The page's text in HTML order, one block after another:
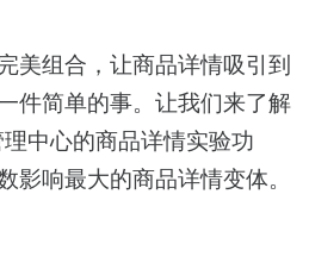
美组合，让商品详情吸引到
件简单的事。让我们来了解
中心的商品详情实验功
影响最大的商品详情变体。